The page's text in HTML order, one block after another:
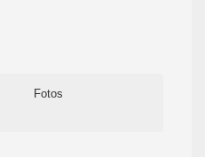
Fotos